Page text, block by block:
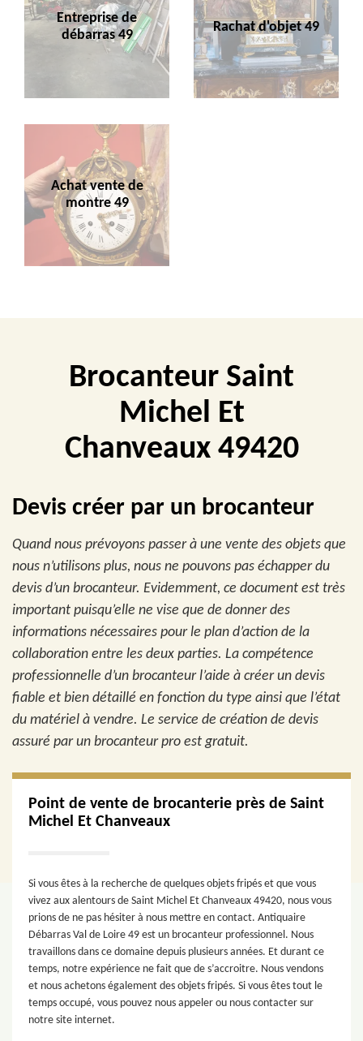
Entreprise de
débarras 49
Rachat d'objet 49
Achat vente de
montre 49
Brocanteur Saint
Michel Et
Chanveaux 49420
Devis créer par un brocanteur
Quand nous prévoyons passer à une vente des objets que
nous n’utilisons plus, nous ne pouvons pas échapper du
devis d’un brocanteur. Evidemment, ce document est très
important puisqu’elle ne vise que de donner des
informations nécessaires pour le plan d’action de la
collaboration entre les deux parties. La compétence
professionnelle d’un brocanteur l’aide à créer un devis
fiable et bien détaillé en fonction du type ainsi que l’état
du matériel à vendre. Le service de création de devis
assuré par un brocanteur pro est gratuit.
Point de vente de brocanterie près de Saint
Michel Et Chanveaux
Si vous êtes à la recherche de quelques objets fripés et que vous
vivez aux alentours de Saint Michel Et Chanveaux 49420, nous vous
prions de ne pas hésiter à nous mettre en contact. Antiquaire
Débarras Val de Loire 49 est un brocanteur professionnel. Nous
travaillons dans ce domaine depuis plusieurs années. Et durant ce
temps, notre expérience ne fait que de s’accroitre. Nous vendons
et nous achetons également des objets fripés. Si vous êtes tout le
temps occupé, vous pouvez nous appeler ou nous contacter sur
notre site internet.